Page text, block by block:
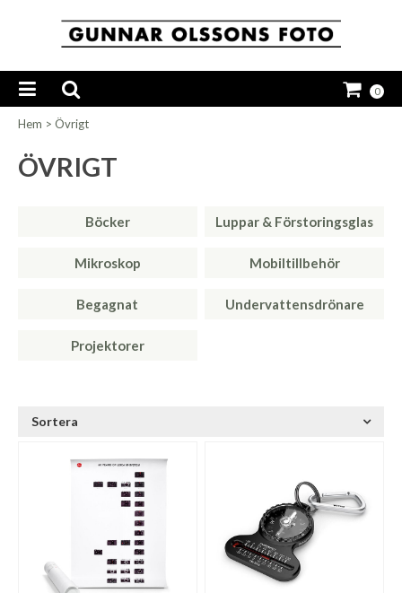
0
Hem > Övrigt
ÖVRIGT
Böcker Luppar & Förstoringsglas
Mikroskop Mobiltillbehör
Begagnat Undervattensdrönare
Projektorer
Sortera